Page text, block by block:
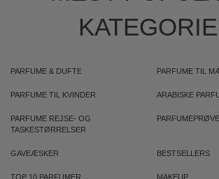
PARFUME & DUFTE PARFUME TIL
PARFUME TIL KVINDER ARABISKE
PARFUME REJSE- OG
TASKESTØRRELSER
GAVEÆSKER BESTSELLERS
TOP 10 PARFUMER MAKEUP